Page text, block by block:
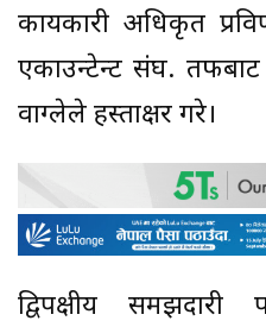
कार्यकारी अधिकृत
एकाउन्टेन्ट संघ.
वाग्लेले हस्ताक्षर गरे।
द्विपक्षीय